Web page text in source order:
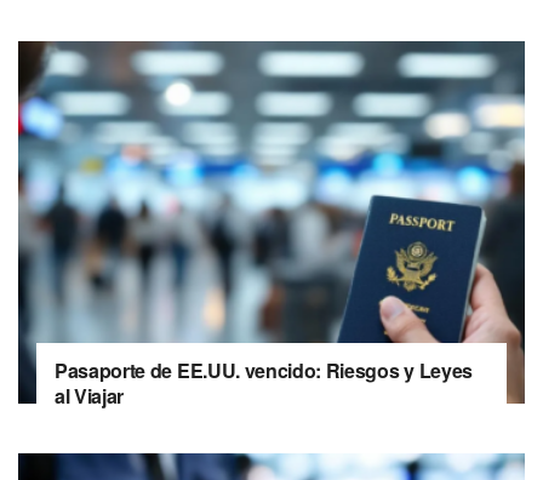
Pasaporte de EE.UU. vencido: Riesgos y Leyes
al Viajar